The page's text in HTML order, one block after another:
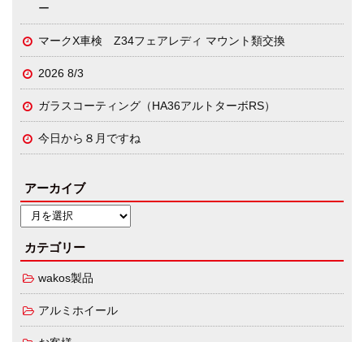
ー
マークX車検 Z34フェアレディ マウント類交換
2026 8/3
ガラスコーティング（HA36アルトターボRS）
今日から８月ですね
アーカイブ
カテゴリー
wakos製品
アルミホイール